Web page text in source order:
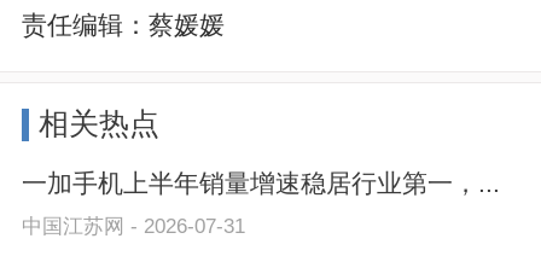
责任编辑：蔡媛媛
相关热点
一加手机上半年销量增速稳居行业第一，...
中国江苏网 - 2026-07-31